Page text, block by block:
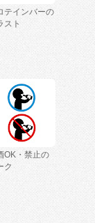
テインバーの
スト
OK・禁止の
ク